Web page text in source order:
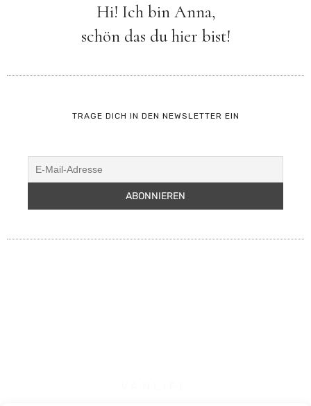
Hi! Ich bin Anna,
schön das du hier bist!
TRAGE DICH IN DEN NEWSLETTER EIN